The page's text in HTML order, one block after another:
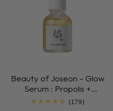
Beauty of Joseon - Glow
Serum : Propolis +
Niacinamide
(179)179